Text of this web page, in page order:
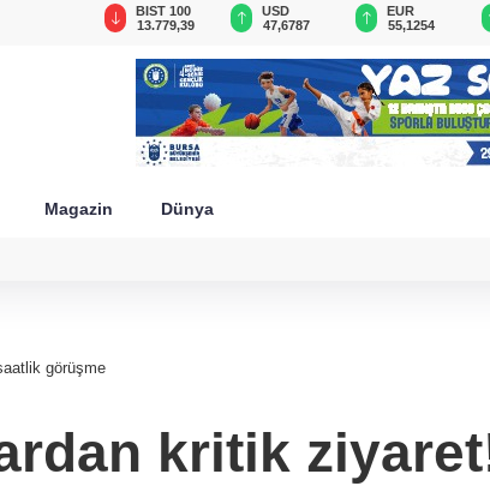
BIST 100
13.779,39
USD
47,6787
EUR
55,1254
Magazin Dünya
görüşme
kritik